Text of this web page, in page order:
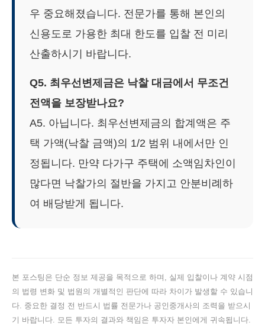
우 중요해졌습니다. 전문가를 통해 본인의
신용도로 가용한 최대 한도를 입찰 전 미리
산출하시기 바랍니다.
Q5. 최우선변제금은 낙찰 대금에서 무조건
전액을 보장받나요?
A5. 아닙니다. 최우선변제금의 합계액은 주
택 가액(낙찰 금액)의 1/2 범위 내에서만 인
정됩니다. 만약 다가구 주택에 소액임차인이
많다면 낙찰가의 절반을 가지고 안분비례하
여 배당받게 됩니다.
본 포스팅은 단순 정보 제공을 목적으로 하며, 실제 입찰이나 계약 시점
의 법령 변화 및 법원의 개별적인 판단에 따라 차이가 발생할 수 있습니
다. 중요한 결정 전 반드시 법률 전문가나 공인중개사의 조력을 받으시
기 바랍니다. 모든 투자의 결과와 책임은 투자자 본인에게 귀속됩니다.